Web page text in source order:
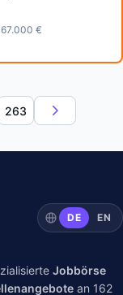
€
263
DE EN
Jobbörse
an 162